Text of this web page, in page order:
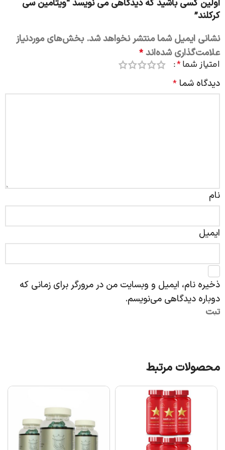
اولین کسی باشید که دیدگاهی می نویسد “ویتامین سی
کرکلند”
نشانی ایمیل شما منتشر نخواهد شد. بخش‌های موردنیاز
علامت‌گذاری شده‌اند *
امتیاز شما*
دیدگاه شما *
نام
ایمیل
ذخیره نام، ایمیل و وبسایت من در مرورگر برای زمانی که
دوباره دیدگاهی می‌نویسم.
محصولات مرتبط